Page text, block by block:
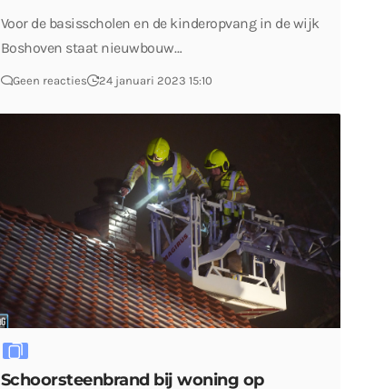
Voor de basisscholen en de kinderopvang in de wijk
Boshoven staat nieuwbouw…
Geen reacties 24 januari 2023 15:10
Schoorsteenbrand bij woning op